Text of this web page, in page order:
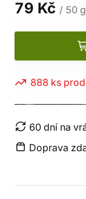
79 Kč / 50 g
888 ks
60 dní na
Doprava